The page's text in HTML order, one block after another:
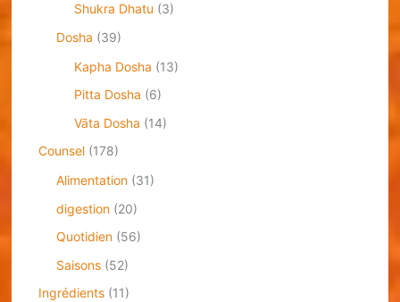
Shukra Dhatu (3)
Dosha (39)
Kapha Dosha (13)
Pitta Dosha (6)
Vāta Dosha (14)
Counsel(178)
Alimentation(31)
digestion(20)
Quotidien(56)
Saisons(52)
Ingrédients(11)